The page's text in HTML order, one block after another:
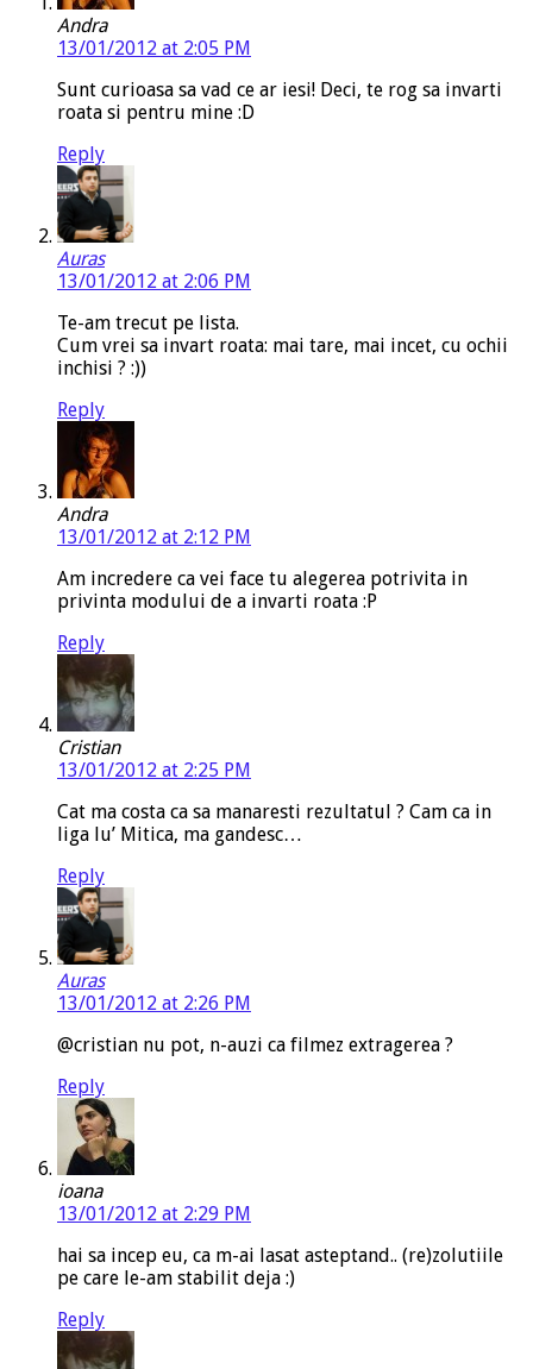
Andra
13/01/2012 at 2:05 PM
Sunt curioasa sa vad ce ar iesi! Deci, te rog sa invarti
roata si pentru mine :D
Reply
Auras
13/01/2012 at 2:06 PM
Te-am trecut pe lista.
Cum vrei sa invart roata: mai tare, mai incet, cu ochii
inchisi ? :))
Reply
Andra
13/01/2012 at 2:12 PM
Am incredere ca vei face tu alegerea potrivita in
privinta modului de a invarti roata :P
Reply
Cristian
13/01/2012 at 2:25 PM
Cat ma costa ca sa manaresti rezultatul ? Cam ca in
liga lu’ Mitica, ma gandesc…
Reply
Auras
13/01/2012 at 2:26 PM
@cristian nu pot, n-auzi ca filmez extragerea ?
Reply
ioana
13/01/2012 at 2:29 PM
hai sa incep eu, ca m-ai lasat asteptand.. (re)zolutiile
pe care le-am stabilit deja :)
Reply